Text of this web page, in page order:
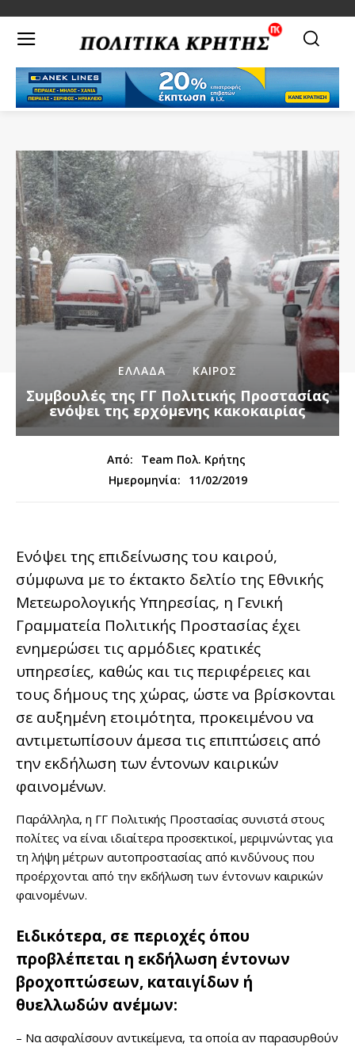
ΕΛΛΑΔΑ ΚΑΙΡΟΣ
Συμβουλές της ΓΓ Πολιτικής Προστασίας
ενόψει της ερχόμενης κακοκαιρίας
Από:
Team Πολ. Κρήτης
Ημερομηνία:
11/02/2019
Ενόψει της επιδείνωσης του καιρού,
σύμφωνα με το έκτακτο δελτίο της Εθνικής
Μετεωρολογικής Υπηρεσίας, η Γενική
Γραμματεία Πολιτικής Προστασίας έχει
ενημερώσει τις αρμόδιες κρατικές
υπηρεσίες, καθώς και τις περιφέρειες και
τους δήμους της χώρας, ώστε να βρίσκονται
σε αυξημένη ετοιμότητα, προκειμένου να
αντιμετωπίσουν άμεσα τις επιπτώσεις από
την εκδήλωση των έντονων καιρικών
φαινομένων.
Παράλληλα, η ΓΓ Πολιτικής Προστασίας συνιστά στους
πολίτες να είναι ιδιαίτερα προσεκτικοί, μεριμνώντας για
τη λήψη μέτρων αυτοπροστασίας από κινδύνους που
προέρχονται από την εκδήλωση των έντονων καιρικών
φαινομένων.
Ειδικότερα, σε περιοχές όπου
προβλέπεται η εκδήλωση έντονων
βροχοπτώσεων, καταιγίδων ή
θυελλωδών ανέμων:
– Να ασφαλίσουν αντικείμενα, τα οποία αν παρασυρθούν